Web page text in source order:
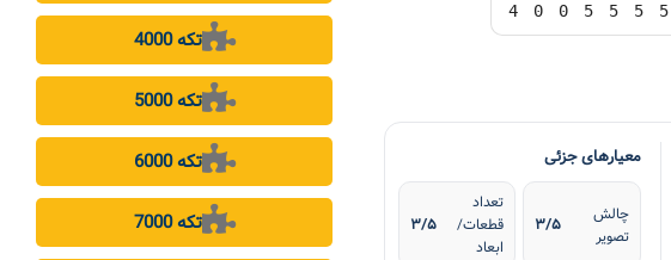
4 0 0 5 5 5 5
معیارهای جزئی
چالش
تصویر
۳/۵
تعداد
قطعات/
ابعاد
۳/۵
4000 تکه
5000 تکه
6000 تکه
7000 تکه